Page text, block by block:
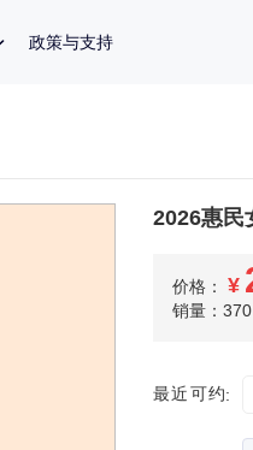
政策与支持
2026惠民
价格： ¥
销量：370
最近可约: